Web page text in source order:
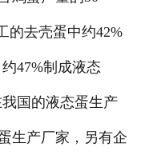
的去壳蛋中约42%
47%制成液态
国的液态蛋生产
生产厂家，另有企